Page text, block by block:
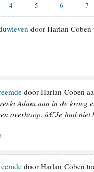
4 5 6 7
door Harlan Coben
door Harlan Coben
Adam aan in de kroeg
overhoop. â€˜Je had
door Harlan Coben